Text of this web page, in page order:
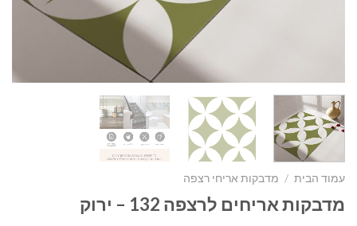
עמוד הבית / מדבקות אריחי רצפה
מדבקות אריחים לרצפה 132 – ירוק